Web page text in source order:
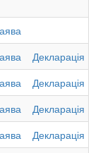
Декларація
Декларація
Декларація
Декларація